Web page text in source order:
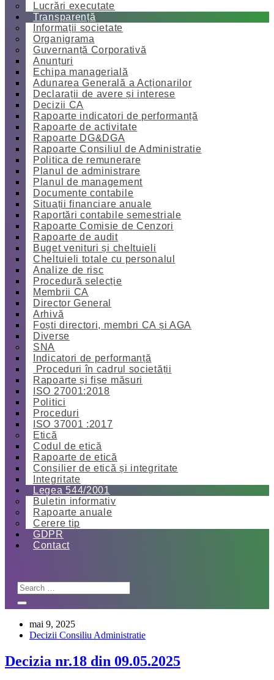
Lucrări executate
Transparență
Informații societate
Organigrama
Guvernanță Corporativă
Anunțuri
Echipa managerială
Adunarea Generală a Acționarilor
Declarații de avere și interese
Decizii CA
Rapoarte indicatori de performanță
Rapoarte de activitate
Rapoarte DG&DGA
Rapoarte Consiliul de Administratie
Politica de remunerare
Planul de administrare
Planul de management
Documente contabile
Situații financiare anuale
Raportări contabile semestriale
Rapoarte Comisie de Cenzori
Rapoarte de audit
Buget venituri și cheltuieli
Cheltuieli totale cu personalul
Analize de risc
Procedură selecție
Membrii CA
Director General
Arhivă
Foști directori, membri CA și AGA
Diverse
SNA
Indicatori de performanță
Proceduri în cadrul societății
Rapoarte și fișe măsuri
ISO 27001:2018
Politici
Proceduri
ISO 37001 :2017
Etică
Codul de etică
Rapoarte de etică
Consilier de etică și integritate
Integritate
Legea 544/2001
Buletin informativ
Rapoarte anuale
Cerere tip
GDPR
Contact
mai 9, 2025
Decizii Consiliu Administratie
Decizia nr.18 din 09.05.2025